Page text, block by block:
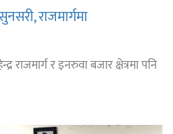
राजमार्गमा
राजमार्ग र इनरुवा बजार क्षेत्रमा पनि